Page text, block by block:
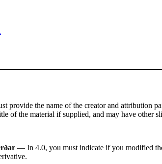
provide the name of the creator and attribution
of the material if supplied, and may have other
— In 4.0, you must indicate if you modified